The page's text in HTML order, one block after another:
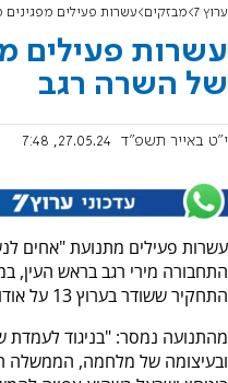
ערוץ 7 מבזקים עשרות פעילים
עשרות פעילים
של השרה רגב
י"ט באייר תשפ"ד 27.05.24, 7:48
עשרות פעילים מתנועת "אחים
התחבורה מירי רגב בראש העין,
התחקיר ששודר בערוץ 13 על אודות התנהלותה.
מהתנועה נמסר: "בניגוד לעמדת
ובעיצומה של מלחמה, הממשלה